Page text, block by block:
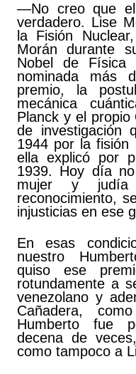
—No creo que
verdadero. Lise
la Fisión
Morán durante
Nobel de Física
nominada más
premio, la
mecánica
Planck y el
de investigación
1944 por la fisión
ella explicó por
1939. Hoy día
mujer y
reconocimiento,
injusticias en ese
En esas
nuestro
quiso ese
rotundamente a
venezolano y
Cañadera,
Humberto fue
decena de
como tampoco a